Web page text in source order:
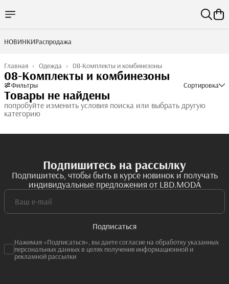
НОВИНКИРаспродажа
08-Комплекты и комбинезоны
Одежда ›
Главная ›
08-Комплекты и комбинезоны
Фильтры Сортировка
Товары не найдены
попробуйте изменить условия поиска или выбрать другую
категорию
Подпишитесь на рассылку
Подпишитесь, чтобы быть в курсе новинок и получать
индивидуальные предложения от LBD.MODA
Подписаться
Нажимая «Подписаться», вы даете согласие на обработку указанных
персональных данных в целях получения информационной и
рекламной рассылки